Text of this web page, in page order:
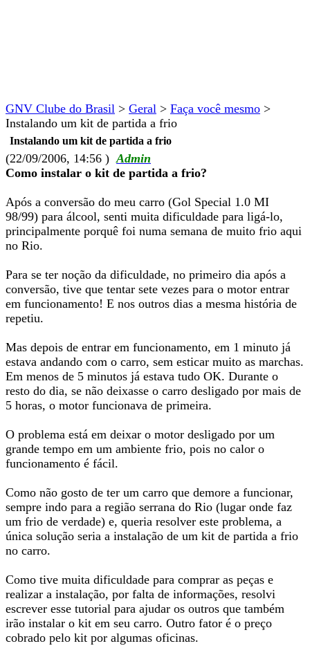
GNV Clube do Brasil > Geral > Faça você mesmo >
Instalando um kit de partida a frio
Instalando um kit de partida a frio
(22/09/2006, 14:56 ) Admin
Como instalar o kit de partida a frio?
Após a conversão do meu carro (Gol Special 1.0 MI
98/99) para álcool, senti muita dificuldade para ligá-lo,
principalmente porquê foi numa semana de muito frio aqui
no Rio.
Para se ter noção da dificuldade, no primeiro dia após a
conversão, tive que tentar sete vezes para o motor entrar
em funcionamento! E nos outros dias a mesma história de
repetiu.
Mas depois de entrar em funcionamento, em 1 minuto já
estava andando com o carro, sem esticar muito as marchas.
Em menos de 5 minutos já estava tudo OK. Durante o
resto do dia, se não deixasse o carro desligado por mais de
5 horas, o motor funcionava de primeira.
O problema está em deixar o motor desligado por um
grande tempo em um ambiente frio, pois no calor o
funcionamento é fácil.
Como não gosto de ter um carro que demore a funcionar,
sempre indo para a região serrana do Rio (lugar onde faz
um frio de verdade) e, queria resolver este problema, a
única solução seria a instalação de um kit de partida a frio
no carro.
Como tive muita dificuldade para comprar as peças e
realizar a instalação, por falta de informações, resolvi
escrever esse tutorial para ajudar os outros que também
irão instalar o kit em seu carro. Outro fator é o preço
cobrado pelo kit por algumas oficinas.